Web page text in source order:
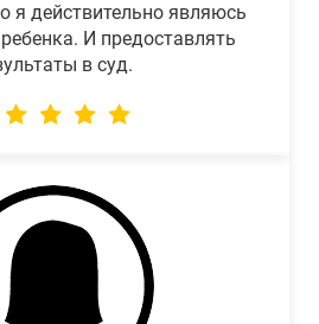
я действительно являюсь
И предоставлять
в суд.